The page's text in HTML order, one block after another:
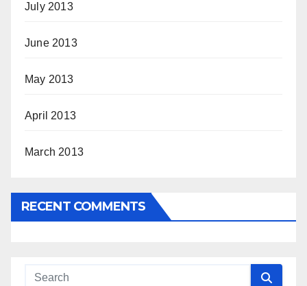
July 2013
June 2013
May 2013
April 2013
March 2013
RECENT COMMENTS